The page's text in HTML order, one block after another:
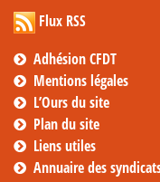
Flux RSS
Adhésion CFDT
Mentions légales
L’Ours du site
Plan du site
Liens utiles
Annuaire des